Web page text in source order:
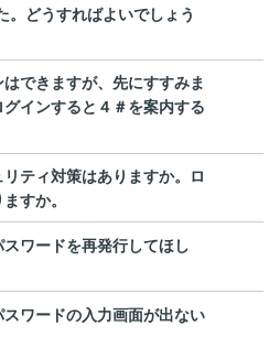
。どうすればよいでしょう
できますが、先にすすみま
インすると４＃を案内する
ティ対策はありますか。ロ
すか。
ワードを再発行してほし
ワードの入力画面が出ない